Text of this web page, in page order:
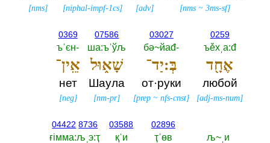
[nms ~3ms-sf]
[adv]
[niphal-impf-1cs]
[nms]
0259
ъěхˌа:đ
אֶחָ֖ד
любой
[adj-ms-num]
03027
бә~йаđ-‎
בְּ:יַד־
от·руки
[prep ~nfs-cnst]
07586
ша:ъˈўљ
שָׁא֑וּל
Шаула
[nm-pr]
0369
ъˈєн-‎
אֵֽין־
нет
[neg]
љ~ˌи
02896
ҭˈөв
03588
қˈи
04422 8736
ғiмма:љˌэ:ҭ